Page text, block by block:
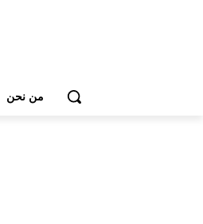
من نحن